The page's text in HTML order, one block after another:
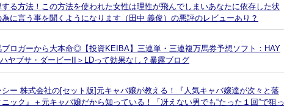
る方法！この方法を使われた女性は理性が飛んでしまいあなたに依存した状
に言う事を聞くようになります（田中 義俊）の悪評のレビューあり？
ロガーから大本命◎【投資KEIBA】三連単・三連複万馬券予想ソフト：HAY
ヤブサ・ダービーII＞LDって効果なし？暴露ブログ
ー 株式会社の[セット版]元キャバ嬢が教える！『人気キャバ嬢達が次々と落
ック』＋元キャバ嬢だから知っている！「冴えない男でも“たった１回”で狙っ